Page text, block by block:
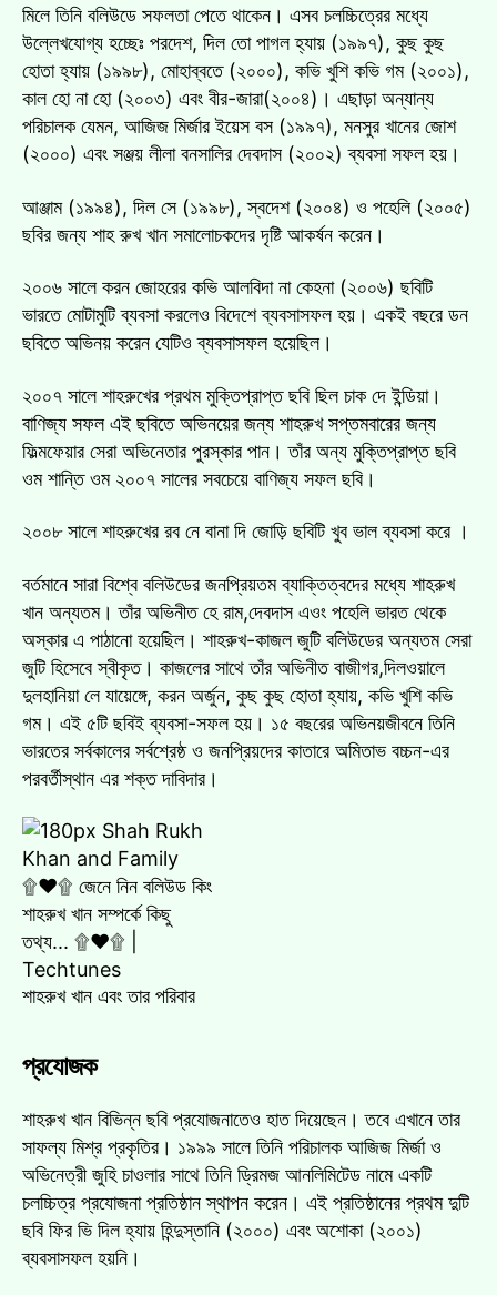
মিলে তিনি বলিউডে সফলতা পেতে থাকেন। এসব চলচ্চিত্রের মধ্যে
উল্লেখযোগ্য হচ্ছেঃ পরদেশ, দিল তো পাগল হ্যায় (১৯৯৭), কুছ কুছ
হোতা হ্যায় (১৯৯৮), মোহাব্বতে (২০০০), কভি খুশি কভি গম (২০০১),
কাল হো না হো (২০০৩) এবং বীর-জারা(২০০৪)। এছাড়া অন্যান্য
পরিচালক যেমন, আজিজ মির্জার ইয়েস বস (১৯৯৭), মনসুর খানের জোশ
(২০০০) এবং সঞ্জয় লীলা বনসালির দেবদাস (২০০২) ব্যবসা সফল হয়।
আঞ্জাম (১৯৯৪), দিল সে (১৯৯৮), স্বদেশ (২০০৪) ও পহেলি (২০০৫)
ছবির জন্য শাহ রুখ খান সমালোচকদের দৃষ্টি আকর্ষন করেন।
২০০৬ সালে করন জোহরের কভি আলবিদা না কেহনা (২০০৬) ছবিটি
ভারতে মোটামুটি ব্যবসা করলেও বিদেশে ব্যবসাসফল হয়। একই বছরে ডন
ছবিতে অভিনয় করেন যেটিও ব্যবসাসফল হয়েছিল।
২০০৭ সালে শাহরুখের প্রথম মুক্তিপ্রাপ্ত ছবি ছিল চাক দে ইন্ডিয়া।
বাণিজ্য সফল এই ছবিতে অভিনয়ের জন্য শাহরুখ সপ্তমবারের জন্য
ফিল্মফেয়ার সেরা অভিনেতার পুরস্কার পান। তাঁর অন্য মুক্তিপ্রাপ্ত ছবি
ওম শান্তি ওম ২০০৭ সালের সবচেয়ে বাণিজ্য সফল ছবি।
২০০৮ সালে শাহরুখের রব নে বানা দি জোড়ি ছবিটি খুব ভাল ব্যবসা করে ।
বর্তমানে সারা বিশ্বে বলিউডের জনপ্রিয়তম ব্যাক্তিত্বদের মধ্যে শাহরুখ
খান অন্যতম। তাঁর অভিনীত হে রাম,দেবদাস এওং পহেলি ভারত থেকে
অস্কার এ পাঠানো হয়েছিল। শাহরুখ-কাজল জুটি বলিউডের অন্যতম সেরা
জুটি হিসেবে স্বীকৃত। কাজলের সাথে তাঁর অভিনীত বাজীগর,দিলওয়ালে
দুলহানিয়া লে যায়েঙ্গে, করন অর্জুন, কুছ কুছ হোতা হ্যায়, কভি খুশি কভি
গম। এই ৫টি ছবিই ব্যবসা-সফল হয়। ১৫ বছরের অভিনয়জীবনে তিনি
ভারতের সর্বকালের সর্বশ্রেষ্ঠ ও জনপ্রিয়দের কাতারে অমিতাভ বচ্চন-এর
পরবর্তীস্থান এর শক্ত দাবিদার।
শাহরুখ খান এবং তার পরিবার
প্রযোজক
শাহরুখ খান বিভিন্ন ছবি প্রযোজনাতেও হাত দিয়েছেন। তবে এখানে তার
সাফল্য মিশ্র প্রকৃতির। ১৯৯৯ সালে তিনি পরিচালক আজিজ মির্জা ও
অভিনেত্রী জুহি চাওলার সাথে তিনি ড্রিমজ আনলিমিটেড নামে একটি
চলচ্চিত্র প্রযোজনা প্রতিষ্ঠান স্থাপন করেন। এই প্রতিষ্ঠানের প্রথম দুটি
ছবি ফির ভি দিল হ্যায় হিন্দুস্তানি (২০০০) এবং অশোকা (২০০১)
ব্যবসাসফল হয়নি।